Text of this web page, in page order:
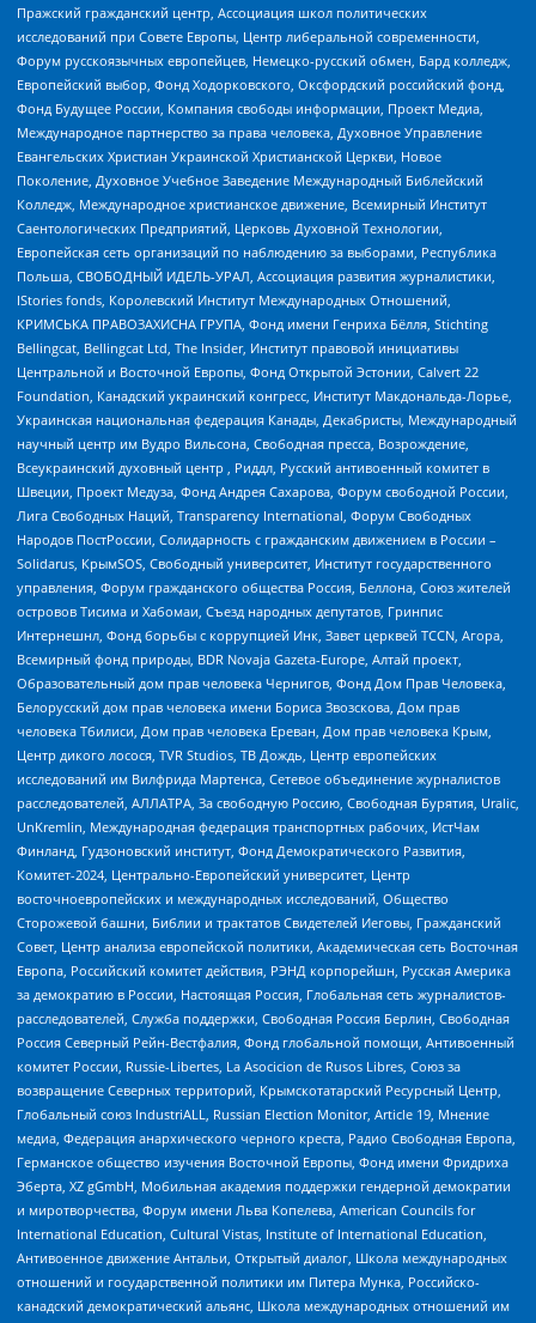
Пражский гражданский центр, Ассоциация школ политических
исследований при Совете Европы, Центр либеральной современности,
Форум русскоязычных европейцев, Немецко-русский обмен, Бард колледж,
Европейский выбор, Фонд Ходорковского, Оксфордский российский фонд,
Фонд Будущее России, Компания свободы информации, Проект Медиа,
Международное партнерство за права человека, Духовное Управление
Евангельских Христиан Украинской Христианской Церкви, Новое
Поколение, Духовное Учебное Заведение Международный Библейский
Колледж, Международное христианское движение, Всемирный Институт
Саентологических Предприятий, Церковь Духовной Технологии,
Европейская сеть организаций по наблюдению за выборами, Республика
Польша, СВОБОДНЫЙ ИДЕЛЬ-УРАЛ, Ассоциация развития журналистики,
IStories fonds, Королевский Институт Международных Отношений,
КРИМСЬКА ПРАВОЗАХИСНА ГРУПА, Фонд имени Генриха Бёлля, Stichting
Bellingcat, Bellingcat Ltd, The Insider, Институт правовой инициативы
Центральной и Восточной Европы, Фонд Открытой Эстонии, Calvert 22
Foundation, Канадский украинский конгресс, Институт Макдональда-Лорье,
Украинская национальная федерация Канады, Декабристы, Международный
научный центр им Вудро Вильсона, Свободная пресса, Возрождение,
Всеукраинский духовный центр , Риддл, Русский антивоенный комитет в
Швеции, Проект Медуза, Фонд Андрея Сахарова, Форум свободной России,
Лига Свободных Наций, Transparеncy International, Форум Свободных
Народов ПостРоссии, Солидарность с гражданским движением в России –
Solidarus, КрымSOS, Свободный университет, Институт государственного
управления, Форум гражданского общества Россия, Беллона, Союз жителей
островов Тисима и Хабомаи, Съезд народных депутатов, Гринпис
Интернешнл, Фонд борьбы с коррупцией Инк, Завет церквей TCCN, Агора,
Всемирный фонд природы, BDR Novaja Gazeta-Europe, Алтай проект,
Образовательный дом прав человека Чернигов, Фонд Дом Прав Человека,
Белорусский дом прав человека имени Бориса Звозскова, Дом прав
человека Тбилиси, Дом прав человека Ереван, Дом прав человека Крым,
Центр дикого лосося, TVR Studios, ТВ Дождь, Центр европейских
исследований им Вилфрида Мартенса, Сетевое объединение журналистов
расследователей, АЛЛАТРА, За свободную Россию, Свободная Бурятия, Uralic,
UnKremlin, Международная федерация транспортных рабочих, ИстЧам
Финланд, Гудзоновский институт, Фонд Демократического Развития,
Комитет-2024, Центрально-Европейский университет, Центр
восточноевропейских и международных исследований, Общество
Сторожевой башни, Библии и трактатов Свидетелей Иеговы, Гражданский
Совет, Центр анализа европейской политики, Академическая сеть Восточная
Европа, Российский комитет действия, РЭНД корпорейшн, Русская Америка
за демократию в России, Настоящая Россия, Глобальная сеть журналистов-
расследователей, Служба поддержки, Свободная Россия Берлин, Свободная
Россия Северный Рейн-Вестфалия, Фонд глобальной помощи, Антивоенный
комитет России, Russie-Libertes, La Asocicion de Rusos Libres, Союз за
возвращение Северных территорий, Крымскотатарский Ресурсный Центр,
Глобальный союз IndustriALL, Russian Election Monitor, Article 19, Мнение
медиа, Федерация анархического черного креста, Радио Свободная Европа,
Германское общество изучения Восточной Европы, Фонд имени Фридриха
Эберта, XZ gGmbH, Мобильная академия поддержки гендерной демократии
и миротворчества, Форум имени Льва Копелева, American Councils for
International Education, Cultural Vistas, Institute of International Education,
Антивоенное движение Антальи, Открытый диалог, Школа международных
отношений и государственной политики им Питера Мунка, Российско-
канадский демократический альянс, Школа международных отношений им